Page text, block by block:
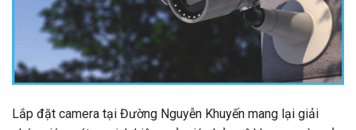
Lắp đặt camera tại Đường Nguyễn Khuyến mang lại giải